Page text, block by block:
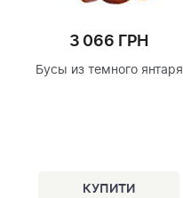
3 066 ГРН
Бусы из темного янтаря